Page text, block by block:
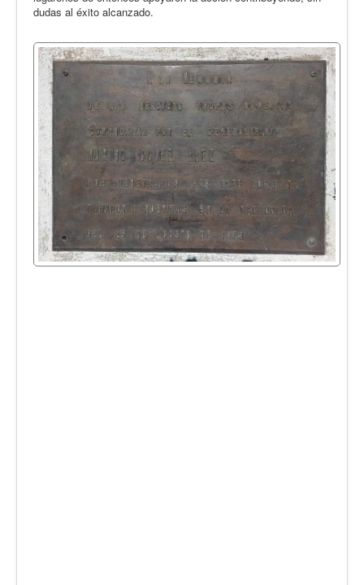
dudas al éxito alcanzado.